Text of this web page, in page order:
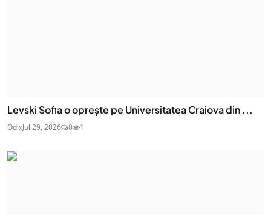
Levski Sofia o oprește pe Universitatea Craiova din ...
OdixJul 29, 2026 0 1